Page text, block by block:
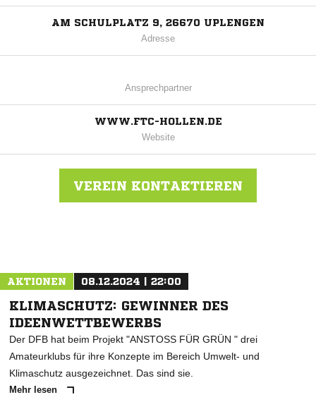
AM SCHULPLATZ 9, 26670 UPLENGEN
Adresse
Ansprechpartner
WWW.FTC-HOLLEN.DE
Website
VEREIN KONTAKTIEREN
AKTIONEN 08.12.2024 | 22:00
KLIMASCHUTZ: GEWINNER DES
IDEENWETTBEWERBS
Der DFB hat beim Projekt "ANSTOSS FÜR GRÜN " drei
Amateurklubs für ihre Konzepte im Bereich Umwelt- und
Klimaschutz ausgezeichnet. Das sind sie.
Mehr lesen